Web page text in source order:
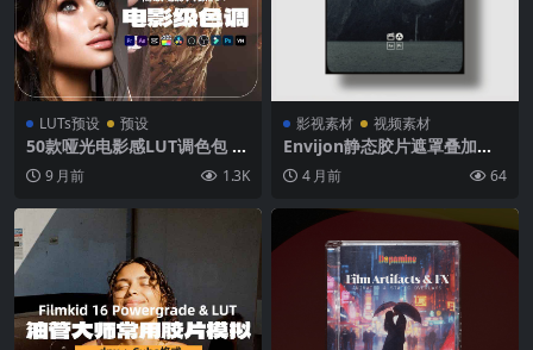
LUTs预设 预设
50款哑光电影感LUT调色包 专
业视频照片LUTs预设PR/FCP
X达芬奇PS滤镜LUT剪映
9 月前 1.3K
影视素材 视频素材
Envijon静态胶片遮罩叠加包
10个4K ProRes边框素材 8m
m/16mm电影感PR/FCPX/达
芬奇
4 月前 64